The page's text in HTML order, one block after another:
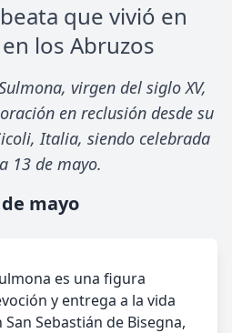
que vivió en
los Abruzos
virgen del siglo XV,
en reclusión desde su
Italia, siendo celebrada
13 de mayo.
de mayo
es una figura
y entrega a la vida
Sebastián de Bisegna,